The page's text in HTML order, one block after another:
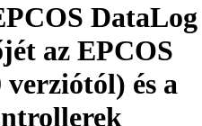
DataLog
az EPCOS
verziótól) és a